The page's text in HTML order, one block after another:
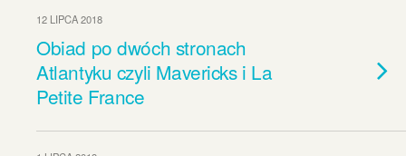
12 LIPCA 2018
Obiad po dwóch stronach
Atlantyku czyli Mavericks i La
Petite France